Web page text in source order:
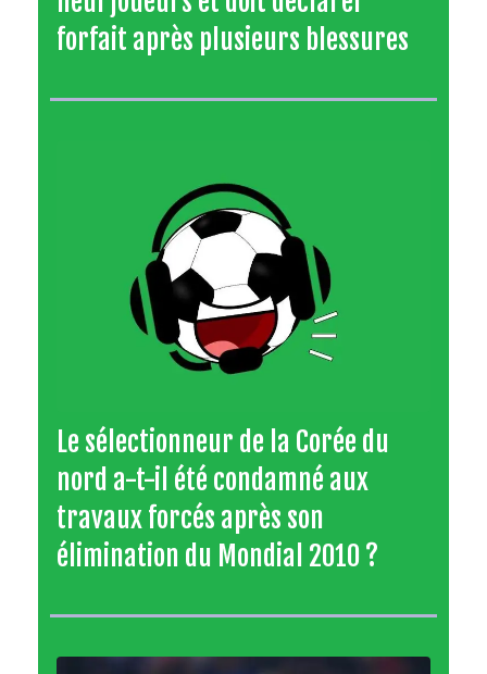
forfait après plusieurs blessures
Le sélectionneur de la Corée du
nord a-t-il été condamné aux
travaux forcés après son
élimination du Mondial 2010 ?